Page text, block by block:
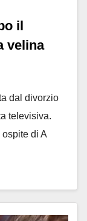
il
velina
dal divorzio
televisiva.
ospite di A